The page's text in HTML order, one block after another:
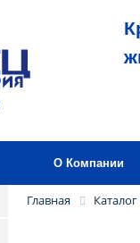
О Компании
Главная Каталог